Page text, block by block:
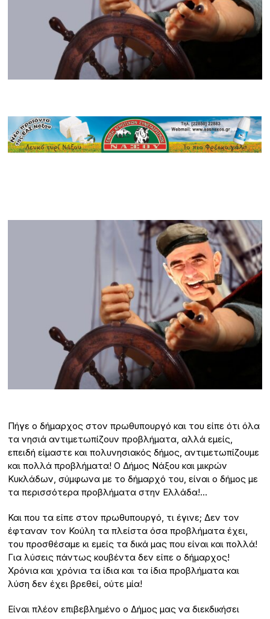
Πήγε ο δήμαρχος στον πρωθυπουργό και του είπε ότι όλα
τα νησιά αντιμετωπίζουν προβλήματα, αλλά εμείς,
επειδή είμαστε και πολυνησιακός δήμος, αντιμετωπίζουμε
και πολλά προβλήματα! Ο Δήμος Νάξου και μικρών
Κυκλάδων, σύμφωνα με το δήμαρχό του, είναι ο δήμος με
τα περισσότερα προβλήματα στην Ελλάδα!…
Και που τα είπε στον πρωθυπουργό, τι έγινε; Δεν τον
έφταναν τον Κούλη τα πλείστα όσα προβλήματα έχει,
του προσθέσαμε κι εμείς τα δικά μας που είναι και πολλά!
Για λύσεις πάντως κουβέντα δεν είπε ο δήμαρχος!
Χρόνια και χρόνια τα ίδια και τα ίδια προβλήματα και
λύση δεν έχει βρεθεί, ούτε μία!
Είναι πλέον επιβεβλημένο ο Δήμος μας να διεκδικήσει